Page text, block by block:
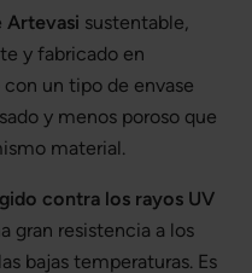
Artevasi sustentable,
y fabricado en
con un tipo de envase
y menos poroso que
material.
contra los rayos UV
gran resistencia a los
bajas temperaturas. Es